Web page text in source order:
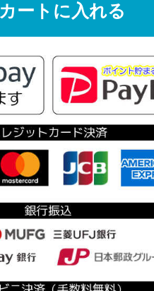
カートに入れる